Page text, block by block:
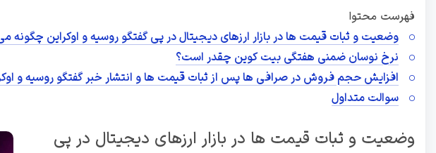
فهرست محتوا
وضعیت و ثبات قیمت ها در بازار ارزهای دیجیتال در پی گفتگو روسیه و اوکراین چگونه
نرخ نوسان ضمنی هفتگی بیت کوین چقدر است؟
افزایش حجم فروش در صرافی ها پس از ثبات قیمت ها و انتشار خبر گفتگو روسیه و
سوالت متداول
وضعیت و ثبات قیمت ها در بازار ارزهای دیجیتال در پی